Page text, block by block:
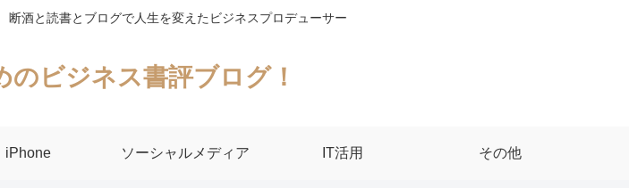
酒と読書とブログで人生を変えたビジネスプロデューサー
のビジネス書評ブログ！
iPhone ソーシャルメディア IT活用 その他